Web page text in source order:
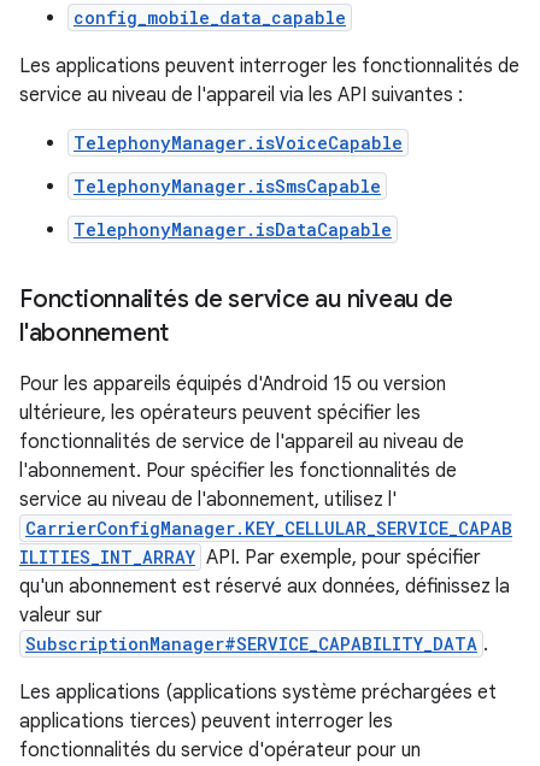
config_mobile_data_capable
Les applications peuvent interroger les fonctionnalités de
service au niveau de l'appareil via les API suivantes :
TelephonyManager.isVoiceCapable
TelephonyManager.isSmsCapable
TelephonyManager.isDataCapable
Fonctionnalités de service au niveau de
l'abonnement
Pour les appareils équipés d'Android 15 ou version
ultérieure, les opérateurs peuvent spécifier les
fonctionnalités de service de l'appareil au niveau de
l'abonnement. Pour spécifier les fonctionnalités de
service au niveau de l'abonnement, utilisez l'
CarrierConfigManager.KEY_CELLULAR_SERVICE_CAPAB
ILITIES_INT_ARRAY API. Par exemple, pour spécifier
qu'un abonnement est réservé aux données, définissez la
valeur sur
SubscriptionManager#SERVICE_CAPABILITY_DATA .
Les applications (applications système préchargées et
applications tierces) peuvent interroger les
fonctionnalités du service d'opérateur pour un